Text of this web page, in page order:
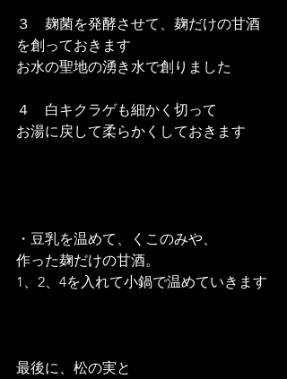
３　麹菌を発酵させて、麹だけの甘酒
を創っておきます
お水の聖地の湧き水で創りました
４　白キクラゲも細かく切って
お湯に戻して柔らかくしておきます
・豆乳を温めて、くこのみや、
作った麹だけの甘酒。
1、2、4を入れて小鍋で温めていきます
最後に、松の実と